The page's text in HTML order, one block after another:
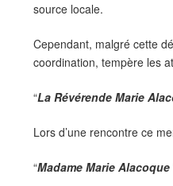
source locale.
Cependant, malgré cette
coordination, tempère les
“La Révérende Marie
Lors d’une rencontre ce
“Madame Marie